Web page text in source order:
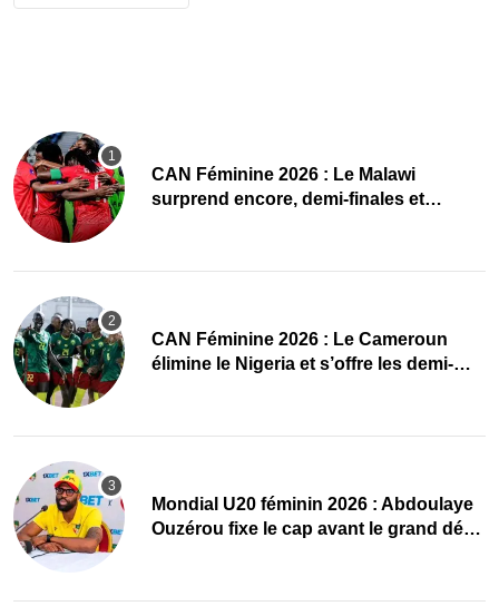
CAN Féminine 2026 : Le Malawi
surprend encore, demi-finales et
CAN Féminine 2026 : Le Cameroun
élimine le Nigeria et s’offre les demi-
Mondial U20 féminin 2026 : Abdoulaye
Ouzérou fixe le cap avant le grand défi